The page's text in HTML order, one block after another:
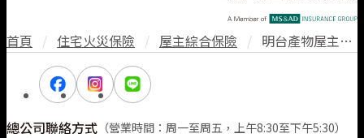
首頁 / 住宅火災保險 / 屋主綜合保險 / 明台產物屋主綜合保險（丙式）
總公司聯絡方式 （營業時間：周一至周五，上午8:30至下午5:30）